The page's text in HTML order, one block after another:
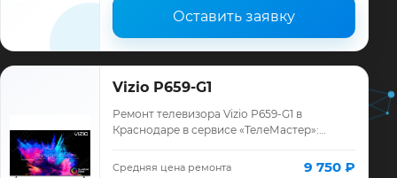
Оставить заявку
Vizio P659-G1
Ремонт телевизора Vizio P659-G1 в
Краснодаре в сервисе «ТелеМастер»:
ремонта, запчасти и гарантия до 12
Средняя цена ремонта 9 750 ₽